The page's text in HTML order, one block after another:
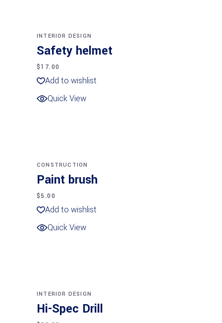
INTERIOR DESIGN
Safety helmet
$17.00
Add to wishlist
Quick View
CONSTRUCTION
Paint brush
$5.00
Add to wishlist
Quick View
INTERIOR DESIGN
Hi-Spec Drill